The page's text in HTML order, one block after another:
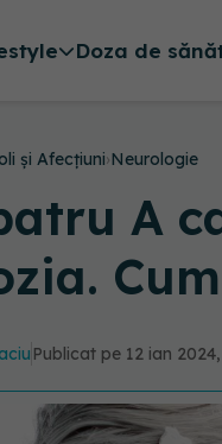
Doza de
și Afecțiuni›Neurologie
A
Publicat pe 12 ian 2024,